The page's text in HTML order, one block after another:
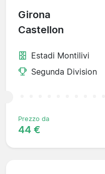
Girona
Castellon
Estadi Montilivi
Segunda Division
Prezzo da
44 €